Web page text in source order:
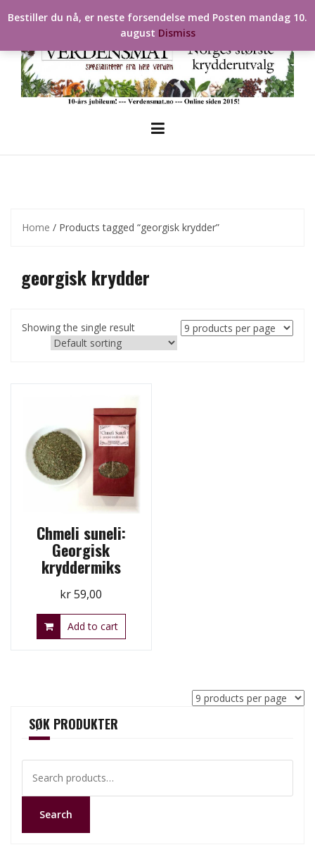
to
Home / Products tagged “georgisk krydder”
georgisk krydder
Showing the single result
Chmeli suneli:
Georgisk
kryddermiks
kr59,00
Add to cart
SØK PRODUKTER
for:
Search
Bestiller du nå, er neste forsendelse med Posten mandag 10.
august Dismiss